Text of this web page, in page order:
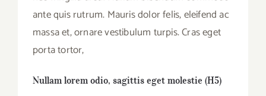
ante quis rutrum. Mauris dolor felis, eleifend ac
massa et, ornare vestibulum turpis. Cras eget
porta tortor,
Nullam lorem odio, sagittis eget molestie (H5)